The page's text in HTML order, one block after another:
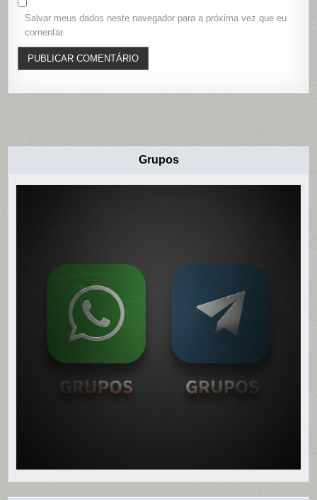
Salvar meus dados neste navegador para a próxima vez que eu
comentar.
Grupos